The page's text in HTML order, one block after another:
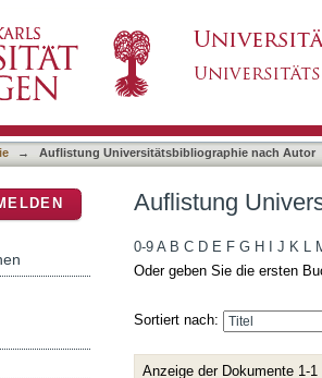
→ Auflistung Universitätsbibliographie nach Autor
Auflistung
0-9 A B C D E F G H J K L
Oder geben Sie die ersten
Sortiert nach:
Anzeige der Dokumente 1-1